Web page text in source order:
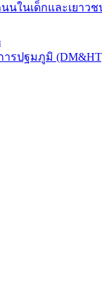
นในเด็กและเยาวช
ารปฐมภูมิ